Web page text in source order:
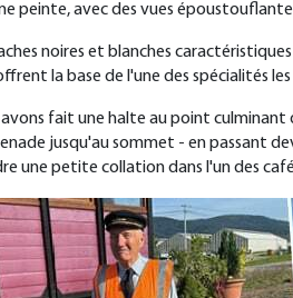
peinte, avec des vues
noires et blanches
la base de l'une des spécialités
avons fait une halte au point culminant
jusqu'au sommet - en passant
une petite collation dans l'un des